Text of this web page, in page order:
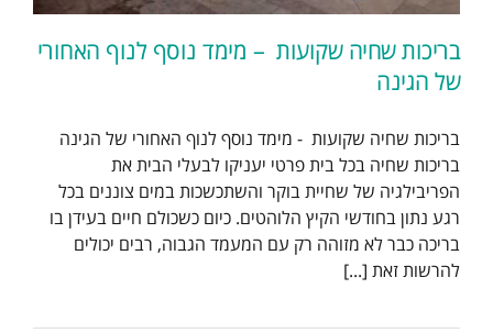
בריכות שחיה שקועות – מימד נוסף לנוף האחורי
של הגינה
בריכות שחיה שקועות - מימד נוסף לנוף האחורי של הגינה
בריכות שחיה בכל בית פרטי יעניקו לבעלי הבית את
הפריבילגיה של שחיית בוקר והשתכשכות במים צוננים בכל
רגע נתון בחודשי הקיץ הלוהטים. כיום כשכולם חיים בעידן בו
בריכה כבר לא מזוהה רק עם המעמד הגבוה, רבים יכולים
להרשות זאת [...]